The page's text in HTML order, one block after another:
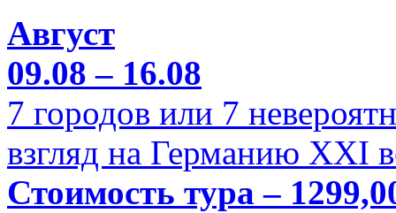
Август
09.08 – 16.08
7 городов или 7
взгляд на Германию XXI
Стоимость тура –